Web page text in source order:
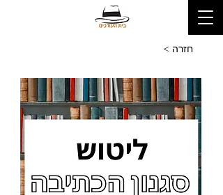
< חזרה